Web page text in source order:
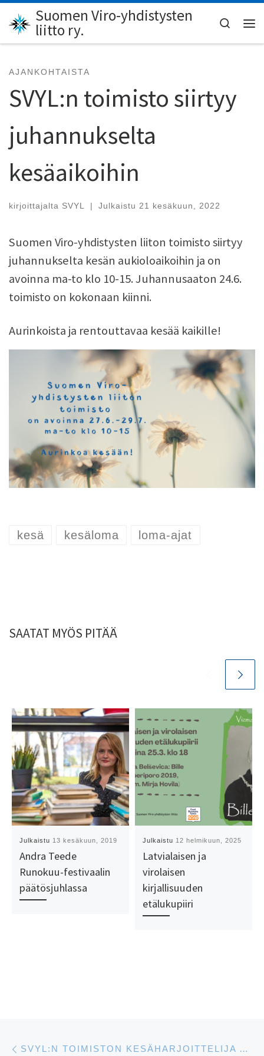
Skip to content
Suomen Viro-yhdistysten
liitto ry.
Search
AJANKOHTAISTA
SVYL:n toimisto siirtyy
juhannukselta
kesäaikoihin
kirjoittajalta SVYL | Julkaistu 21 kesäkuun, 2022
Suomen Viro-yhdistysten liiton toimisto siirtyy
juhannukselta kesän aukioloaikoihin ja on
avoinna ma-to klo 10-15. Juhannusaaton 24.6.
toimisto on kokonaan kiinni.
Aurinkoista ja rentouttavaa kesää kaikille!
kesä kesäloma loma-ajat
SAATAT MYÖS PITÄÄ
Julkaistu 13 kesäkuun, 2019
Andra Teede
Runokuu-festivaalin
päätösjuhlassa
Julkaistu 12 helmikuun, 2025
Latvialaisen ja
virolaisen
kirjallisuuden
etälukupiiri
Artikkelien navigointi SVYL:N TOIMISTON KESÄHARJOITTELIJA AGNES TAMBET